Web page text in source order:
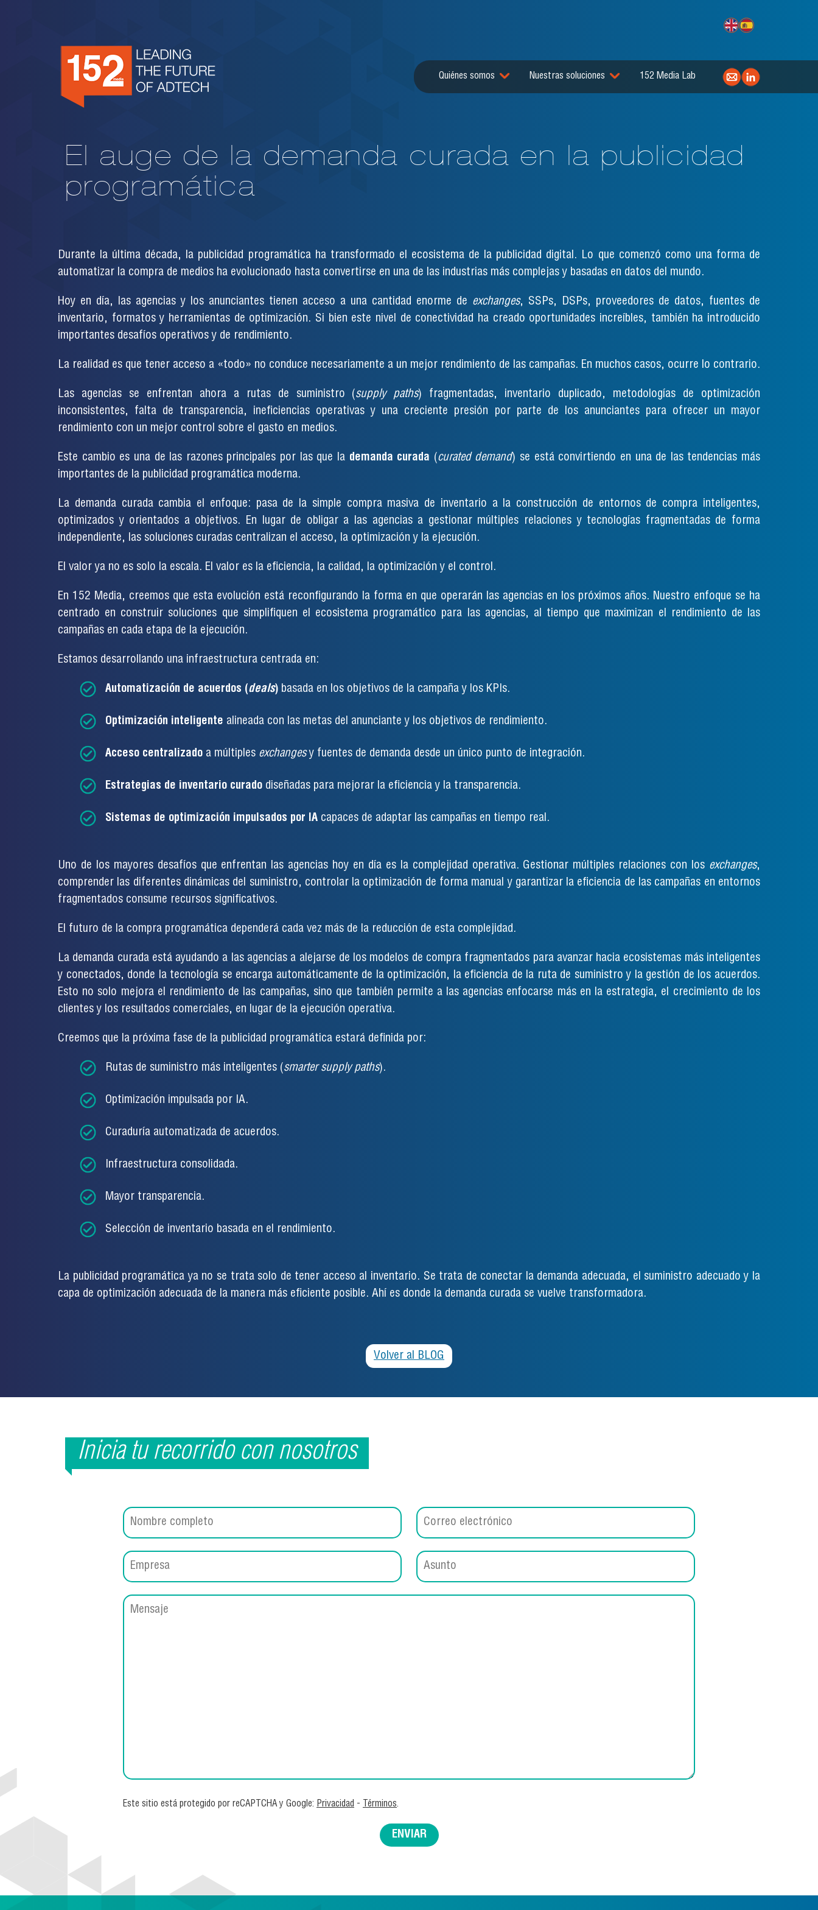
Quiénes somos Nuestras soluciones 152 Media Lab
El auge de la demanda curada en la publicidad
programática
Durante la última década, la publicidad programática ha transformado el ecosistema de la publicidad digital. Lo que comenzó como una forma de
automatizar la compra de medios ha evolucionado hasta convertirse en una de las industrias más complejas y basadas en datos del mundo.
Hoy en día, las agencias y los anunciantes tienen acceso a una cantidad enorme de exchanges, SSPs, DSPs, proveedores de datos, fuentes de
inventario, formatos y herramientas de optimización. Si bien este nivel de conectividad ha creado oportunidades increíbles, también ha introducido
importantes desafíos operativos y de rendimiento.
La realidad es que tener acceso a «todo» no conduce necesariamente a un mejor rendimiento de las campañas. En muchos casos, ocurre lo contrario.
Las agencias se enfrentan ahora a rutas de suministro (supply paths) fragmentadas, inventario duplicado, metodologías de optimización
inconsistentes, falta de transparencia, ineficiencias operativas y una creciente presión por parte de los anunciantes para ofrecer un mayor
rendimiento con un mejor control sobre el gasto en medios.
Este cambio es una de las razones principales por las que la demanda curada (curated demand) se está convirtiendo en una de las tendencias más
importantes de la publicidad programática moderna.
La demanda curada cambia el enfoque: pasa de la simple compra masiva de inventario a la construcción de entornos de compra inteligentes,
optimizados y orientados a objetivos. En lugar de obligar a las agencias a gestionar múltiples relaciones y tecnologías fragmentadas de forma
independiente, las soluciones curadas centralizan el acceso, la optimización y la ejecución.
El valor ya no es solo la escala. El valor es la eficiencia, la calidad, la optimización y el control.
En 152 Media, creemos que esta evolución está reconfigurando la forma en que operarán las agencias en los próximos años. Nuestro enfoque se ha
centrado en construir soluciones que simplifiquen el ecosistema programático para las agencias, al tiempo que maximizan el rendimiento de las
campañas en cada etapa de la ejecución.
Estamos desarrollando una infraestructura centrada en:
Automatización de acuerdos (deals)basada en los objetivos de la campaña y los KPIs.
Optimización inteligente alineada con las metas del anunciante y los objetivos de rendimiento.
Acceso centralizadoa múltiples exchangesy fuentes de demanda desde un único punto de integración.
Estrategias de inventario curadodiseñadas para mejorar la eficiencia y la transparencia.
Sistemas de optimización impulsados por IAcapaces de adaptar las campañas en tiempo real.
Uno de los mayores desafíos que enfrentan las agencias hoy en día es la complejidad operativa. Gestionar múltiples relaciones con los exchanges,
comprender las diferentes dinámicas del suministro, controlar la optimización de forma manual y garantizar la eficiencia de las campañas en entornos
fragmentados consume recursos significativos.
El futuro de la compra programática dependerá cada vez más de la reducción de esta complejidad.
La demanda curada está ayudando a las agencias a alejarse de los modelos de compra fragmentados para avanzar hacia ecosistemas más inteligentes
y conectados, donde la tecnología se encarga automáticamente de la optimización, la eficiencia de la ruta de suministro y la gestión de los acuerdos.
Esto no solo mejora el rendimiento de las campañas, sino que también permite a las agencias enfocarse más en la estrategia, el crecimiento de los
clientes y los resultados comerciales, en lugar de la ejecución operativa.
Creemos que la próxima fase de la publicidad programática estará definida por:
Rutas de suministro más inteligentes (smarter supply paths).
Optimización impulsada por IA.
Curaduría automatizada de acuerdos.
Infraestructura consolidada.
Mayor transparencia.
Selección de inventario basada en el rendimiento.
La publicidad programática ya no se trata solo de tener acceso al inventario. Se trata de conectar la demanda adecuada, el suministro adecuado y la
capa de optimización adecuada de la manera más eficiente posible. Ahí es donde la demanda curada se vuelve transformadora.
Volver al BLOG
Inicia tu recorrido con nosotros
Este sitio está protegido por reCAPTCHA y Google: Privacidad - Términos.